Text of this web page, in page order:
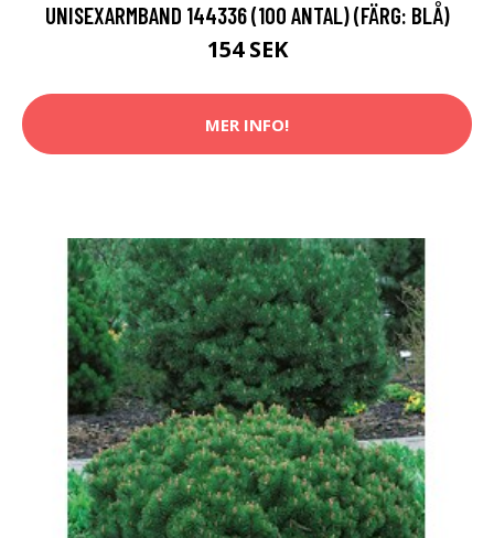
UNISEXARMBAND 144336 (100 ANTAL) (FÄRG: BLÅ)
154 SEK
MER INFO!